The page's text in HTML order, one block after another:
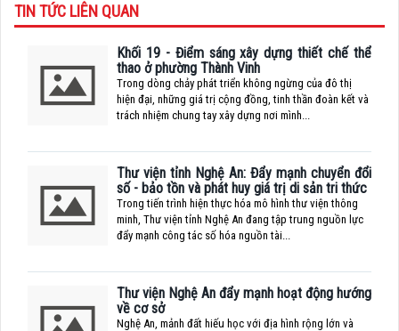
TIN TỨC LIÊN QUAN
Khối 19 - Điểm sáng xây dựng thiết chế thể
thao ở phường Thành Vinh
Trong dòng chảy phát triển không ngừng của đô thị
hiện đại, những giá trị cộng đồng, tinh thần đoàn kết và
trách nhiệm chung tay xây dựng nơi mình...
Thư viện tỉnh Nghệ An: Đẩy mạnh chuyển đổi
số - bảo tồn và phát huy giá trị di sản tri thức
Trong tiến trình hiện thực hóa mô hình thư viện thông
minh, Thư viện tỉnh Nghệ An đang tập trung nguồn lực
đẩy mạnh công tác số hóa nguồn tài...
Thư viện Nghệ An đẩy mạnh hoạt động hướng
về cơ sở
Nghệ An, mảnh đất hiếu học với địa hình rộng lớn và